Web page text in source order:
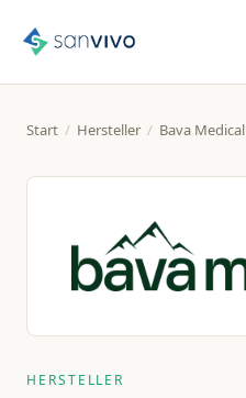
Start / Hersteller / Bava Medical
HERSTELLER